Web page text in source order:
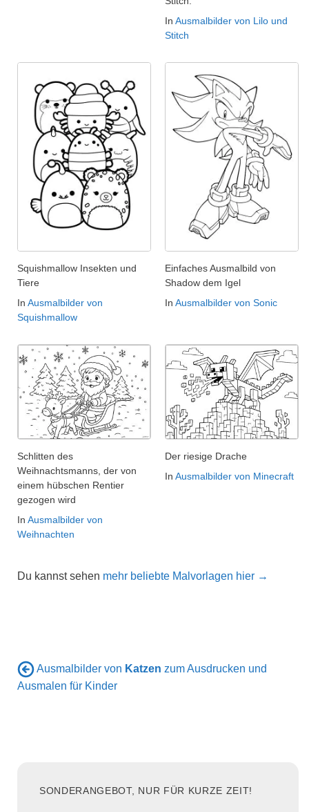
In Ausmalbilder von Lilo und
Stitch
Squishmallow Insekten und
Tiere
In Ausmalbilder von
Squishmallow
Einfaches Ausmalbild von
Shadow dem Igel
In Ausmalbilder von Sonic
Schlitten des
Weihnachtsmanns, der von
einem hübschen Rentier
gezogen wird
In Ausmalbilder von
Weihnachten
Der riesige Drache
In Ausmalbilder von Minecraft
Du kannst sehen mehr beliebte Malvorlagen hier →
Ausmalbilder von Katzen zum Ausdrucken und
Ausmalen für Kinder
SONDERANGEBOT, NUR FÜR KURZE ZEIT!